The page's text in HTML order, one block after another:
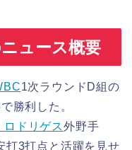
ュース概要
1次ラウンドD組の
勝利した。
ロドリゲス外野手
打3打点と活躍を見せ